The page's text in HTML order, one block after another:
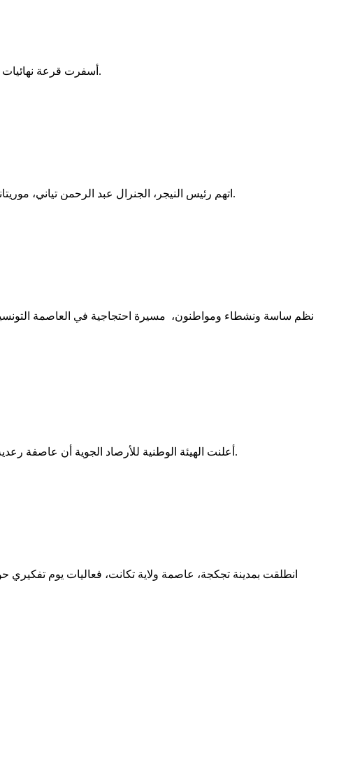
أسفرت قرعة نهائيات كأس إفريقيا للميني فوتبول "غينيا 2027" عن وقوع المنتخب الموريتاني في المجموعة الثالثة إلى جانب منتخبات نيجيريا وأوغندا وغامبيا.
اتهم رئيس النيجر، الجنرال عبد الرحمن تياني، موريتانيا وبنين وكوت ديفوار بالتورط في الهجمات التي شهدتها مالي في 25 أبريل 2026، وذلك في تصريحات بثها التلفزيون الرسمي في النيجر.
أعلنت الهيئة الوطنية للأرصاد الجوية أن عاصفة رعدية نشطة مصحوبة بأمطار تقترب حاليًا من مدينة نواكشوط، وتتحرك جنوبًا بمحاذاة الساحل، وذلك في أواخر بعد ظهر اليوم الأحد 26 يوليو.
انطلقت بمدينة تجكجة، عاصمة ولاية تكانت، فعاليات يوم